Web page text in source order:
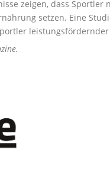
zeigen, dass
setzen. Eine